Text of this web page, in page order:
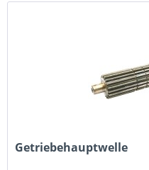
Getriebehauptwelle